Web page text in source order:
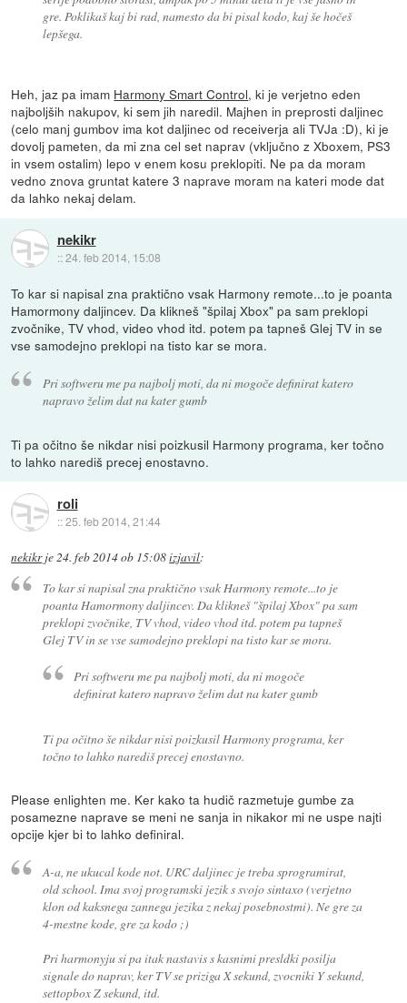
gre. Poklikaš kaj bi rad, namesto da bi pisal kodo, kaj še hočeš
lepšega.
Heh, jaz pa imam Harmony Smart Control, ki je verjetno eden
najboljših nakupov, ki sem jih naredil. Majhen in preprosti daljinec
(celo manj gumbov ima kot daljinec od receiverja ali TVJa :D), ki je
dovolj pameten, da mi zna cel set naprav (vključno z Xboxem, PS3
in vsem ostalim) lepo v enem kosu preklopiti. Ne pa da moram
vedno znova gruntat katere 3 naprave moram na kateri mode dat
da lahko nekaj delam.
nekikr
::24. feb 2014, 15:08
To kar si napisal zna praktično vsak Harmony remote...to je poanta
Hamormony daljincev. Da klikneš "špilaj Xbox" pa sam preklopi
zvočnike, TV vhod, video vhod itd. potem pa tapneš Glej TV in se
vse samodejno preklopi na tisto kar se mora.
Pri softweru me pa najbolj moti, da ni mogoče definirat katero
napravo želim dat na kater gumb
Ti pa očitno še nikdar nisi poizkusil Harmony programa, ker točno
to lahko narediš precej enostavno.
roli
::25. feb 2014, 21:44
nekikrje24. feb 2014 ob 15:08izjavil:
To kar si napisal zna praktično vsak Harmony remote...to je
poanta Hamormony daljincev. Da klikneš "špilaj Xbox" pa sam
preklopi zvočnike, TV vhod, video vhod itd. potem pa tapneš
Glej TV in se vse samodejno preklopi na tisto kar se mora.
Pri softweru me pa najbolj moti, da ni mogoče
definirat katero napravo želim dat na kater gumb
Ti pa očitno še nikdar nisi poizkusil Harmony programa, ker
točno to lahko narediš precej enostavno.
Please enlighten me. Ker kako ta hudič razmetuje gumbe za
posamezne naprave se meni ne sanja in nikakor mi ne uspe najti
opcije kjer bi to lahko definiral.
A-a, ne ukucal kode not. URC daljinec je treba sprogramirat,
old school. Ima svoj programski jezik s svojo sintaxo (verjetno
klon od kaksnega zannega jezika z nekaj posebnostmi). Ne gre za
4-mestne kode, gre za kodo ;)
Pri harmonyju si pa itak nastavis s kasnimi presldki posilja
signale do naprav, ker TV se priziga X sekund, zvocniki Y sekund,
settopbox Z sekund, itd.